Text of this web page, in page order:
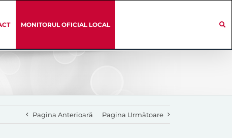
MONITORUL OFICIAL LOCAL
Pagina Anterioară Pagina Următoare